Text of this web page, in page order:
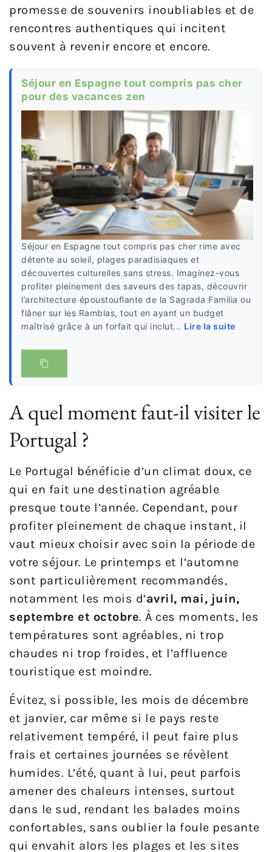
promesse de souvenirs inoubliables et de
rencontres authentiques qui incitent
souvent à revenir encore et encore.
Séjour en Espagne tout compris pas cher
pour des vacances zen
Séjour en Espagne tout compris pas cher rime avec
détente au soleil, plages paradisiaques et
découvertes culturelles sans stress. Imaginez-vous
profiter pleinement des saveurs des tapas, découvrir
l’architecture époustouflante de la Sagrada Familia ou
flâner sur les Ramblas, tout en ayant un budget
maîtrisé grâce à un forfait qui inclut... Lire la suite
A quel moment faut-il visiter le
Portugal ?
Le Portugal bénéficie d’un climat doux, ce
qui en fait une destination agréable
presque toute l’année. Cependant, pour
profiter pleinement de chaque instant, il
vaut mieux choisir avec soin la période de
votre séjour. Le printemps et l’automne
sont particulièrement recommandés,
notamment les mois d’avril, mai, juin,
septembre et octobre. À ces moments, les
températures sont agréables, ni trop
chaudes ni trop froides, et l’affluence
touristique est moindre.
Évitez, si possible, les mois de décembre
et janvier, car même si le pays reste
relativement tempéré, il peut faire plus
frais et certaines journées se révèlent
humides. L’été, quant à lui, peut parfois
amener des chaleurs intenses, surtout
dans le sud, rendant les balades moins
confortables, sans oublier la foule pesante
qui envahit alors les plages et les sites